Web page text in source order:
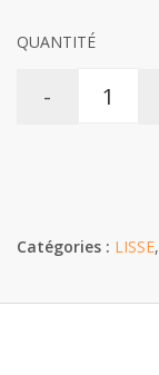
QUANTITÉ
-
Catégories : LISSE,